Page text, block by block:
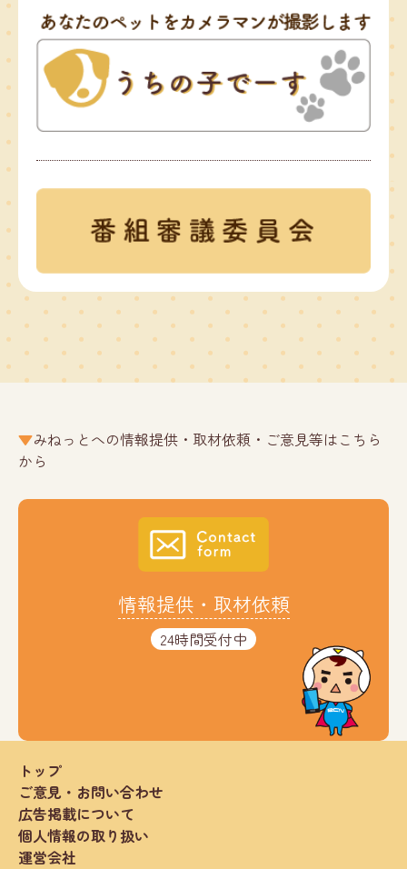
みねっとへの情報提供・取材依頼・ご意見等はこちら
から
情報提供・取材依頼
24時間受付中
トップ
ご意見・お問い合わせ
広告掲載について
個人情報の取り扱い
運営会社